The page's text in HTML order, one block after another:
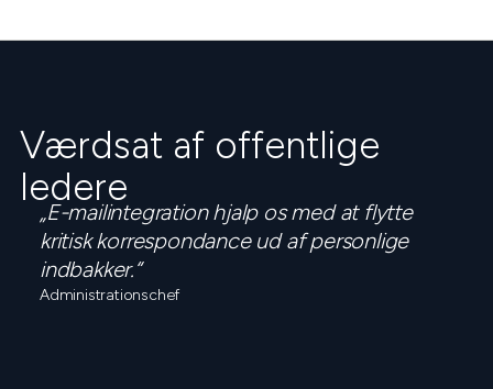
Værdsat af offentlige
ledere
„E-mailintegration hjalp os med at flytte
kritisk korrespondance ud af personlige
indbakker.“
Administrationschef